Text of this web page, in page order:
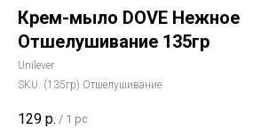
Крем-мыло DOVE Нежное
Отшелушивание 135гр
Unilever
SKU: (135гр) Отшелушивание
129 р. / 1 pc